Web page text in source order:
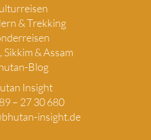
& Trekking
Sikkim & Assam
Blog
Insight
– 27 30 680
insight.de